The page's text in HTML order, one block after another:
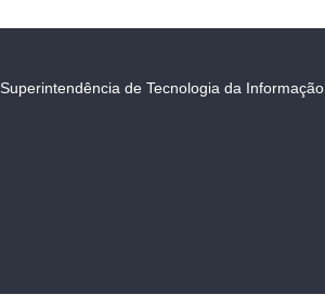
Superintendência de Tecnologia da Informação